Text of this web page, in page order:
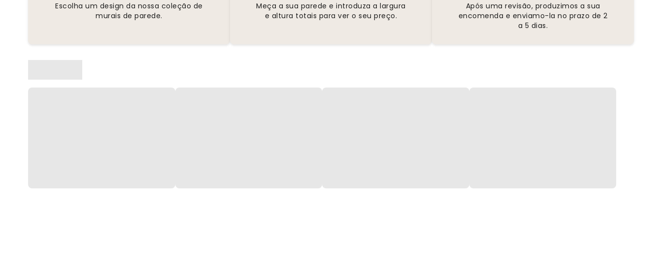
Escolha um design da nossa coleção de
murais de parede.
Meça a sua parede e introduza a largura
e altura totais para ver o seu preço.
Após uma revisão, produzimos a sua
encomenda e enviamo-la no prazo de 2
a 5 dias.